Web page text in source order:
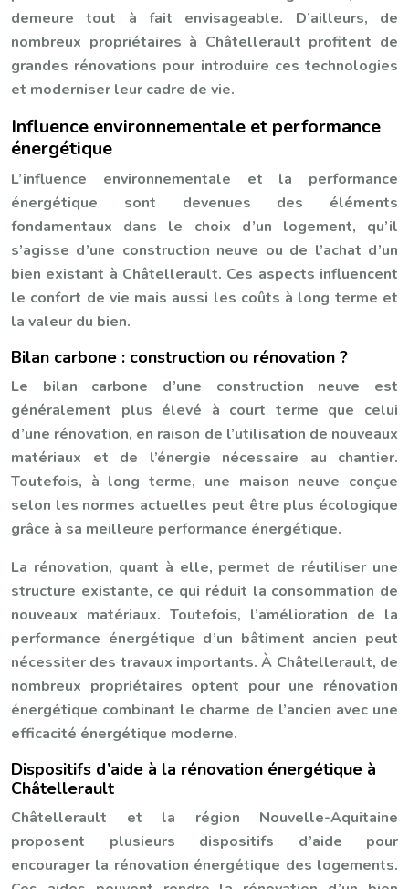
demeure tout à fait envisageable. D’ailleurs, de
nombreux propriétaires à Châtellerault profitent de
grandes rénovations pour introduire ces technologies
et moderniser leur cadre de vie.
Influence environnementale et performance
énergétique
L’influence environnementale et la performance
énergétique sont devenues des éléments
fondamentaux dans le choix d’un logement, qu’il
s’agisse d’une construction neuve ou de l’achat d’un
bien existant à Châtellerault. Ces aspects influencent
le confort de vie mais aussi les coûts à long terme et
la valeur du bien.
Bilan carbone : construction ou rénovation ?
Le bilan carbone d’une construction neuve est
généralement plus élevé à court terme que celui
d’une rénovation, en raison de l’utilisation de nouveaux
matériaux et de l’énergie nécessaire au chantier.
Toutefois, à long terme, une maison neuve conçue
selon les normes actuelles peut être plus écologique
grâce à sa meilleure performance énergétique.
La rénovation, quant à elle, permet de réutiliser une
structure existante, ce qui réduit la consommation de
nouveaux matériaux. Toutefois, l’amélioration de la
performance énergétique d’un bâtiment ancien peut
nécessiter des travaux importants. À Châtellerault, de
nombreux propriétaires optent pour une rénovation
énergétique combinant le charme de l’ancien avec une
efficacité énergétique moderne.
Dispositifs d’aide à la rénovation énergétique à
Châtellerault
Châtellerault et la région Nouvelle-Aquitaine
proposent plusieurs dispositifs d’aide pour
encourager la rénovation énergétique des logements.